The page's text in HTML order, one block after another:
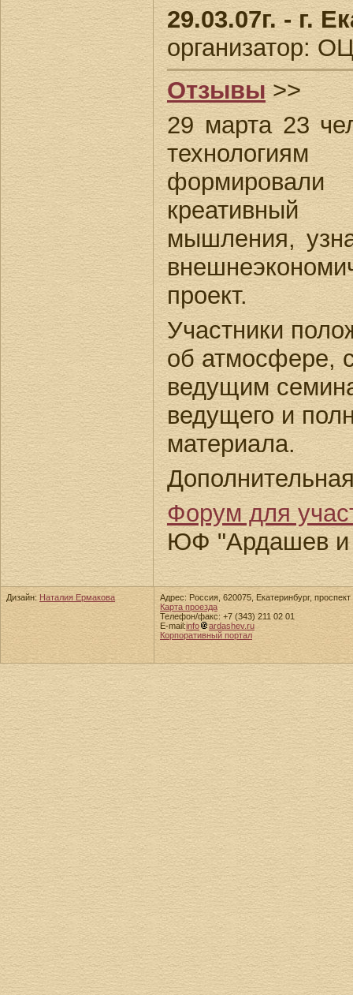
29.03.07г. - г.
организатор:
Отзывы >>
29 марта 23
формировали
мышления,
проект.
Участники
об атмосфере,
ведущим
ведущего и
материала.
Форум для
ЮФ "Ардашев и
Дизайн: Наталия Ермакова
Адрес: Россия, 620075, Екатеринбург,
Карта проезда
Телефон/факс: +7 (343) 211 02 01
E-mail:info
ardashev.ru
Корпоративный портал